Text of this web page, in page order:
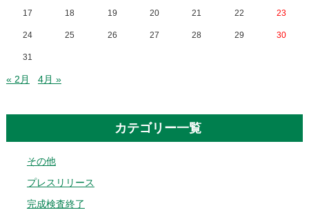
17 18 19 20 21 22 23
24 25 26 27 28 29 30
31
« 2月 4月 »
カテゴリー一覧
その他
プレスリリース
完成検査終了